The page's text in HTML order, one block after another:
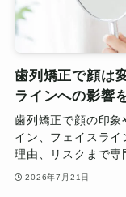
歯列矯正で顔は
ラインへの影響
歯列矯正で顔の印象
イン、フェイスラ
理由、リスクまで専
2026年7月21日